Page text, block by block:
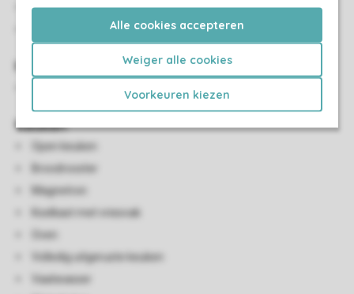
Alle cookies accepteren
Weiger alle cookies
Voorkeuren kiezen
Eethoek
Kindervoorzieningen
Kinderzitje (op aanvraag en tegen betaling)
Keuken
Open keuken
Broodrooster
Magnetron
Koelkast met vriesvak
Oven
Volledig uitgeruste keuken
Vaatwasser